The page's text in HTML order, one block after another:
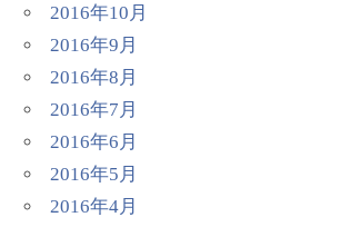
2016年10月
2016年9月
2016年8月
2016年7月
2016年6月
2016年5月
2016年4月